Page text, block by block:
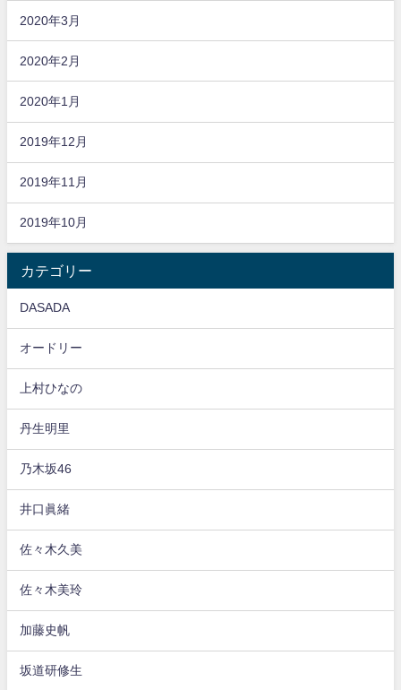
2020年3月
2020年2月
2020年1月
2019年12月
2019年11月
2019年10月
カテゴリー
DASADA
オードリー
上村ひなの
丹生明里
乃木坂46
井口眞緒
佐々木久美
佐々木美玲
加藤史帆
坂道研修生